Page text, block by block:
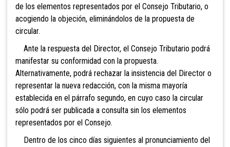
de los elementos representados por el Consejo Tributario, o
acogiendo la objeción, eliminándolos de la propuesta de
circular.
Ante la respuesta del Director, el Consejo Tributario podrá
manifestar su conformidad con la propuesta.
Alternativamente, podrá rechazar la insistencia del Director o
representar la nueva redacción, con la misma mayoría
establecida en el párrafo segundo, en cuyo caso la circular
sólo podrá ser publicada a consulta sin los elementos
representados por el Consejo.
Dentro de los cinco días siguientes al pronunciamiento del